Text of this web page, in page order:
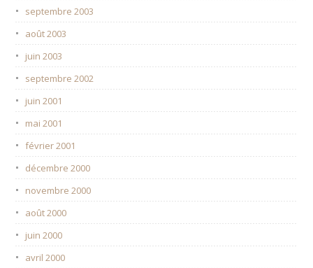
septembre 2003
août 2003
juin 2003
septembre 2002
juin 2001
mai 2001
février 2001
décembre 2000
novembre 2000
août 2000
juin 2000
avril 2000